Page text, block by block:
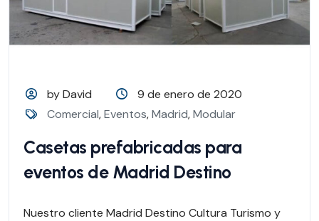
by David
9 de enero de 2020
Comercial,Eventos,Madrid,Modular
Casetas prefabricadas para
eventos de Madrid Destino
Nuestro cliente Madrid Destino Cultura Turismo y